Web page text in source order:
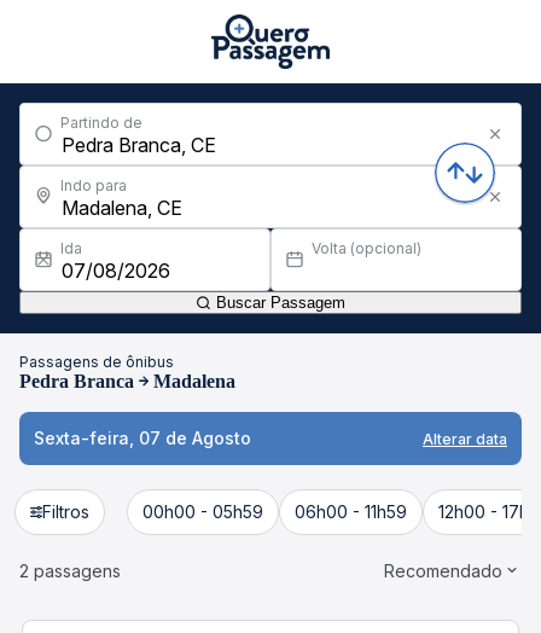
Partindo de
Indo para
Ida Volta (opcional)
Buscar Passagem
Passagens de ônibus
Pedra Branca Madalena
Sexta-feira, 07 de Agosto Alterar data
Filtros 00h00 - 05h59 06h00 - 11h59 12h00 -
2 passagens Recomendado